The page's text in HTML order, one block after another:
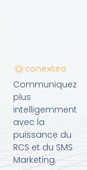
Communiquez
plus
intelligemment
avec la
puissance du
RCS et du SMS
Marketing.